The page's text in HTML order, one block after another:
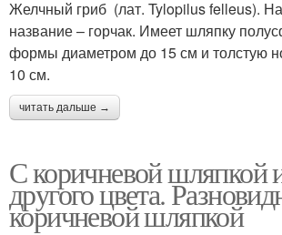
Желчный гриб (лат. Tylopilus felleus).
название – горчак. Имеет шляпку
формы диаметром до 15 см и толстую
10 см.
читать дальше →
С коричневой шляпкой
другого цвета.
коричневой шляпкой